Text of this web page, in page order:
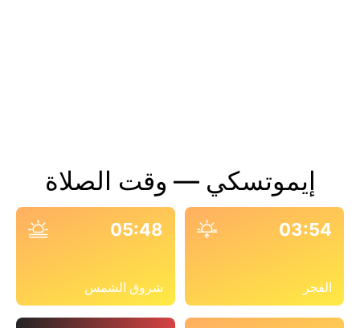
إيموتسكي — وقت الصلاة
03:54
الفجر
05:48
شروق الشمس